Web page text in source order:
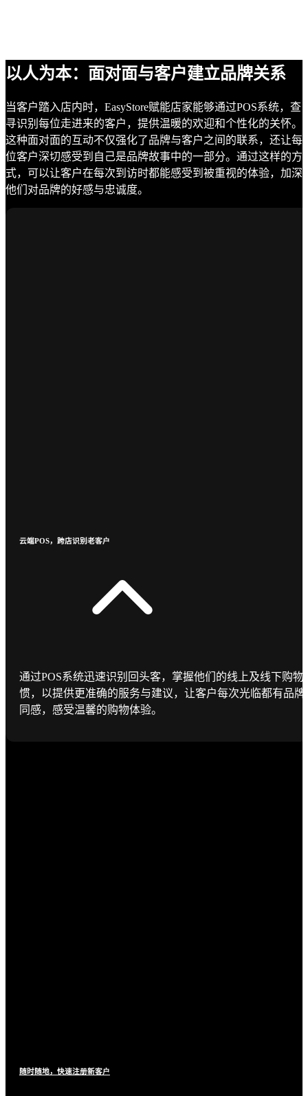
以人为本：面对面与客户建立品牌关系
当客户踏入店内时，EasyStore赋能店家能够通过POS系统，查
寻识别每位走进来的客户，提供温暖的欢迎和个性化的关怀。
这种面对面的互动不仅强化了品牌与客户之间的联系，还让每
位客户深切感受到自己是品牌故事中的一部分。通过这样的方
式，可以让客户在每次到访时都能感受到被重视的体验，加深
他们对品牌的好感与忠诚度。
云端POS，跨店识别老客户
通过POS系统迅速识别回头客，掌握他们的线上及线下购物
惯，以提供更准确的服务与建议，让客户每次光临都有品牌
同感，感受温馨的购物体验。
随时随地，快速注册新客户